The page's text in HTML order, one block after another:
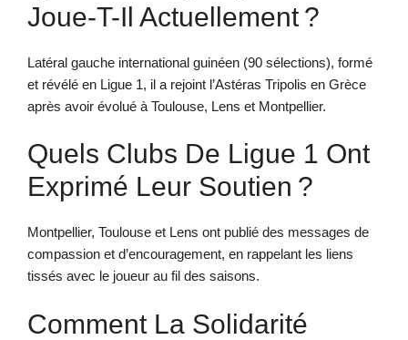
Joue-T-Il Actuellement ?
Latéral gauche international guinéen (90 sélections), formé
et révélé en Ligue 1, il a rejoint l’Astéras Tripolis en Grèce
après avoir évolué à Toulouse, Lens et Montpellier.
Quels Clubs De Ligue 1 Ont
Exprimé Leur Soutien ?
Montpellier, Toulouse et Lens ont publié des messages de
compassion et d’encouragement, en rappelant les liens
tissés avec le joueur au fil des saisons.
Comment La Solidarité